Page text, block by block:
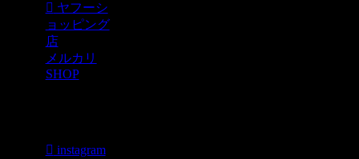
ヤフーシ
ョッピング
店
メルカリ
SHOP
instagram